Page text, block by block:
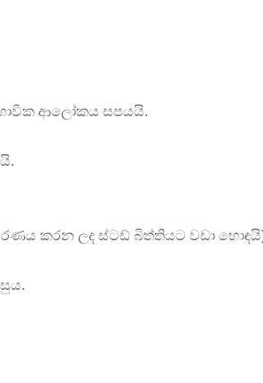
ආලෝකය සපයයි.
කරන ලද ස්ටඩ් බිත්තියට වඩා